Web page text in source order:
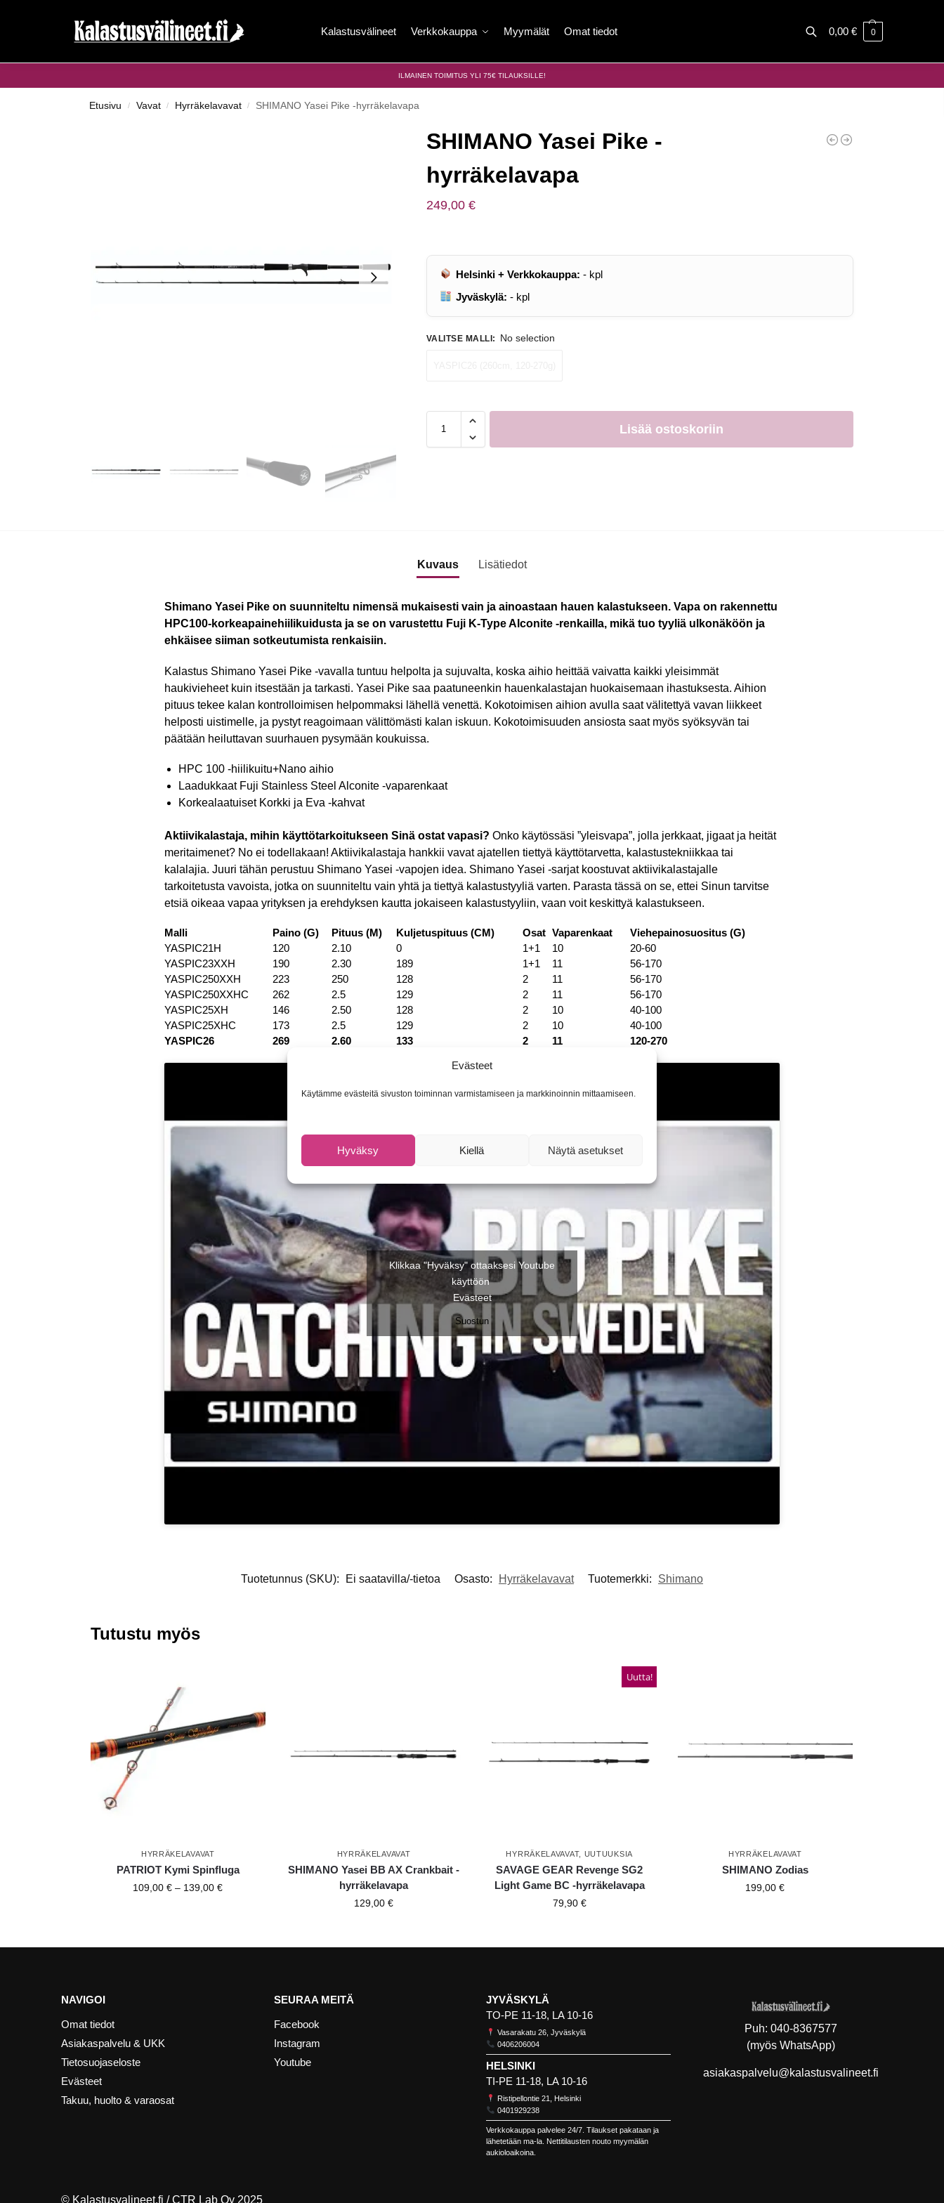
Evästeet
Käytämme evästeitä sivuston toiminnan varmistamiseen ja markkinoinnin mittaamiseen.
Hyväksy Kiellä Näytä asetukset
Kalastusvälineet Verkkokauppa Myymälät Omat tiedot 0,00 € 0
ILMAINEN TOIMITUS YLI 75€ TILAUKSILLE!
Etusivu / Vavat / Hyrräkelavavat / SHIMANO Yasei Pike -hyrräkelavapa
SHIMANO Yasei Pike -
hyrräkelavapa
249,00 €
Helsinki + Verkkokauppa: - kpl
Jyväskylä: - kpl
VALITSE MALLI: No selection
Lisää ostoskoriin
Kuvaus Lisätiedot
Shimano Yasei Pike on suunniteltu nimensä mukaisesti vain ja ainoastaan hauen kalastukseen. Vapa on rakennettu
HPC100-korkeapainehiilikuidusta ja se on varustettu Fuji K-Type Alconite -renkailla, mikä tuo tyyliä ulkonäköön ja
ehkäisee siiman sotkeutumista renkaisiin.
Kalastus Shimano Yasei Pike -vavalla tuntuu helpolta ja sujuvalta, koska aihio heittää vaivatta kaikki yleisimmät
haukivieheet kuin itsestään ja tarkasti. Yasei Pike saa paatuneenkin hauenkalastajan huokaisemaan ihastuksesta. Aihion
pituus tekee kalan kontrolloimisen helpommaksi lähellä venettä. Kokotoimisen aihion avulla saat välitettyä vavan liikkeet
helposti uistimelle, ja pystyt reagoimaan välittömästi kalan iskuun. Kokotoimisuuden ansiosta saat myös syöksyvän tai
päätään heiluttavan suurhauen pysymään koukuissa.
HPC 100 -hiilikuitu+Nano aihio
Laadukkaat Fuji Stainless Steel Alconite -vaparenkaat
Korkealaatuiset Korkki ja Eva -kahvat
Aktiivikalastaja, mihin käyttötarkoitukseen Sinä ostat vapasi? Onko käytössäsi ”yleisvapa”, jolla jerkkaat, jigaat ja heität
meritaimenet? No ei todellakaan! Aktiivikalastaja hankkii vavat ajatellen tiettyä käyttötarvetta, kalastustekniikkaa tai
kalalajia. Juuri tähän perustuu Shimano Yasei -vapojen idea. Shimano Yasei -sarjat koostuvat aktiivikalastajalle
tarkoitetusta vavoista, jotka on suunniteltu vain yhtä ja tiettyä kalastustyyliä varten. Parasta tässä on se, ettei Sinun tarvitse
etsiä oikeaa vapaa yrityksen ja erehdyksen kautta jokaiseen kalastustyyliin, vaan voit keskittyä kalastukseen.
Malli Paino (G) Pituus (M) Kuljetuspituus (CM) Osat Vaparenkaat
Viehepainosuositus (G)
YASPIC21H
120 2.10 0 1+1 10
20-60
YASPIC23XXH
190 2.30 189 1+1 11
56-170
YASPIC250XXH
223 250 128 2 11
56-170
YASPIC250XXHC
262 2.5 129 2 11
56-170
YASPIC25XH
146 2.50 128 2 10
40-100
YASPIC25XHC
173 2.5 129 2 10
40-100
YASPIC26
269 2.60 133 2 11 120-270
Klikkaa "Hyväksy" ottaaksesi Youtube
käyttöön
Evästeet
Suostun
Tuotetunnus (SKU): Ei saatavilla/-tietoa Osasto: Hyrräkelavavat Tuotemerkki: Shimano
Tutustu myös
HYRRÄKELAVAVAT
PATRIOT Kymi Spinfluga
109,00€ – 139,00€
HYRRÄKELAVAVAT
SHIMANO Yasei BB AX Crankbait -
hyrräkelavapa
129,00 €
Uutta!
HYRRÄKELAVAVAT, UUTUUKSIA
SAVAGE GEAR Revenge SG2
Light Game BC -hyrräkelavapa
79,90 €
HYRRÄKELAVAVAT
SHIMANO Zodias
199,00€
NAVIGOI
Omat tiedot
Asiakaspalvelu & UKK
Tietosuojaseloste
Evästeet
Takuu, huolto & varaosat
SEURAA MEITÄ
Facebook
Instagram
Youtube
JYVÄSKYLÄ
TO-PE 11-18, LA 10-16
Vasarakatu 26, Jyväskylä
0406206004
HELSINKI
TI-PE 11-18, LA 10-16
Ristipellontie 21, Helsinki
0401929238
Verkkokauppa palvelee 24/7. Tilaukset pakataan ja
lähetetään ma-la. Nettitilausten nouto myymälän
aukioloaikoina.
Puh: 040-8367577
(myös WhatsApp)
asiakaspalvelu@kalastusvalineet.fi
© Kalastusvalineet.fi /CTR Lab Oy 2025